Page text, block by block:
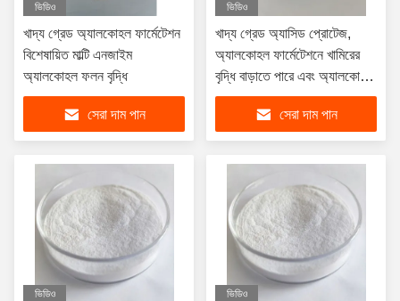
ভিডিও
খাদ্য গ্রেড অ্যালকোহল ফার্মেটেশন
বিশেষায়িত মাল্টি এনজাইম
অ্যালকোহল ফলন বৃদ্ধি
সেরা দাম পান
ভিডিও
খাদ্য গ্রেড অ্যাসিড প্রোটেজ,
অ্যালকোহল ফার্মেটেশনে খামিরের
বৃদ্ধি বাড়াতে পারে এবং অ্যালকোহল
ফলন বৃদ্ধি করতে পারে
সেরা দাম পান
ভিডিও ভিডিও